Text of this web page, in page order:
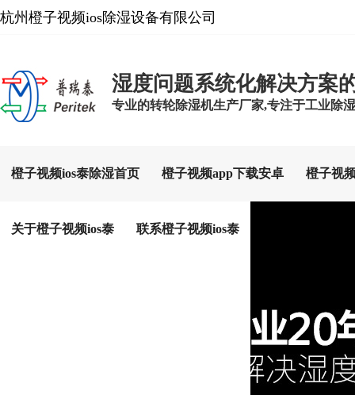
杭州橙子视频ios除湿设备有限公司
湿度问题系统化解决方案
专业的转轮除湿机生产厂家,专注于工业除湿设
橙子视频ios泰除湿首页 橙子视频app下载安卓 橙子视
关于橙子视频ios泰 联系橙子视频ios泰